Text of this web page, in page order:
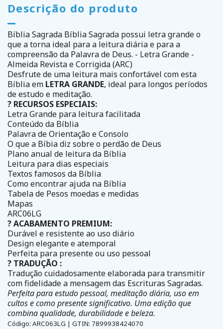
Descrição do produto
Bíblia Sagrada Bíblia Sagrada possui letra grande o
que a torna ideal para a leitura diária e para a
compreensão da Palavra de Deus. - Letra Grande -
Almeida Revista e Corrigida (ARC)
Desfrute de uma leitura mais confortável com esta
Bíblia em LETRA GRANDE, ideal para longos períodos
de estudo e meditação.
? RECURSOS ESPECIAIS:
Letra Grande para leitura facilitada
Conteúdo da Bíblia
Palavra de Orientação e Consolo
O que a Bíbia diz sobre o perdão de Deus
Plano anual de leitura da Bíblia
Leitura para dias especiais
Textos famosos da Bíblia
Como encontrar ajuda na Bíblia
Tabela de Pesos moedas e medidas
Mapas
ARC06LG
? ACABAMENTO PREMIUM:
Durável e resistente ao uso diário
Design elegante e atemporal
Perfeita para presente ou uso pessoal
? TRADUÇÃO :
Tradução cuidadosamente elaborada para transmitir
com fidelidade a mensagem das Escrituras Sagradas.
Perfeita para estudo pessoal, meditação diária, uso em
cultos e como presente significativo. Uma edição que
combina qualidade, durabilidade e beleza.
Código: ARC063LG | GTIN: 7899938424070